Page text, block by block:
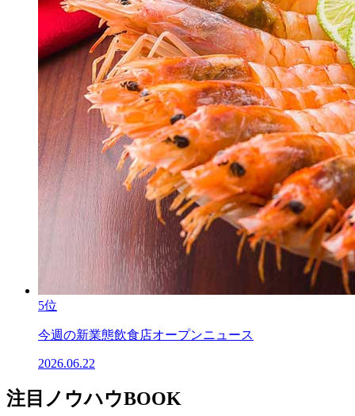
5位
今週の新業態飲食店オープンニュース
2026.06.22
注目ノウハウBOOK